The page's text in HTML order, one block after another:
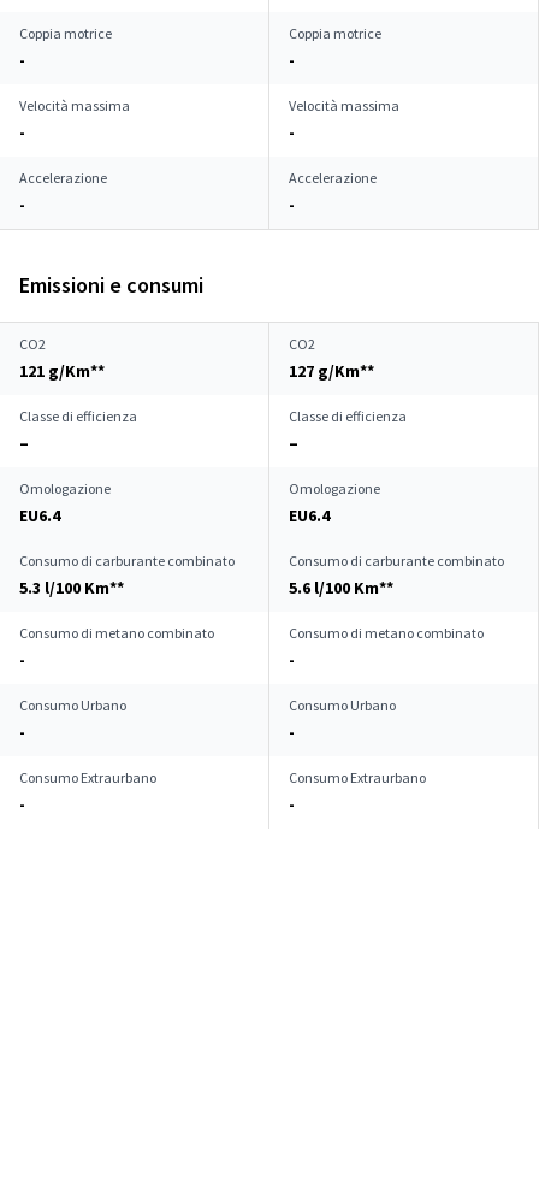
Coppia motrice
-
Coppia motrice
-
Velocità massima
-
Velocità massima
-
Accelerazione
-
Accelerazione
-
Emissioni e consumi
CO2
121 g/Km**
CO2
127 g/Km**
Classe di efficienza
–
Classe di efficienza
–
Omologazione
EU6.4
Omologazione
EU6.4
Consumo di carburante combinato
5.3 l/100 Km**
Consumo di carburante combinato
5.6 l/100 Km**
Consumo di metano combinato
-
Consumo di metano combinato
-
Consumo Urbano
-
Consumo Urbano
-
Consumo Extraurbano
-
Consumo Extraurbano
-